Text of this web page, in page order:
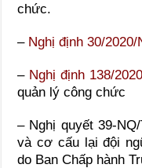
chức.
– Nghị định 30/
– Nghị định 138/
quản lý công chức
– Nghị quyết 39-
và cơ cấu lại đội
do Ban Chấp hành